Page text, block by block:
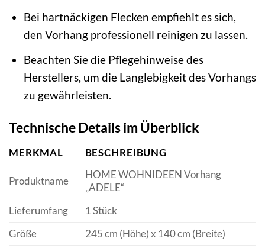
Bei hartnäckigen Flecken empfiehlt es sich,
den Vorhang professionell reinigen zu lassen.
Beachten Sie die Pflegehinweise des
Herstellers, um die Langlebigkeit des Vorhangs
zu gewährleisten.
Technische Details im Überblick
MERKMAL BESCHREIBUNG
Produktname
HOME WOHNIDEEN Vorhang
„ADELE“
Lieferumfang
1 Stück
Größe
245 cm (Höhe) x 140 cm (Breite)